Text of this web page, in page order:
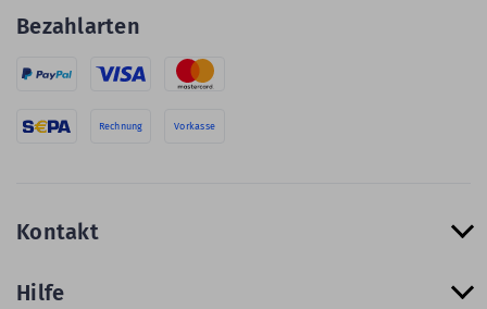
Bezahlarten
Rechnung Vorkasse
Kontakt
Hilfe